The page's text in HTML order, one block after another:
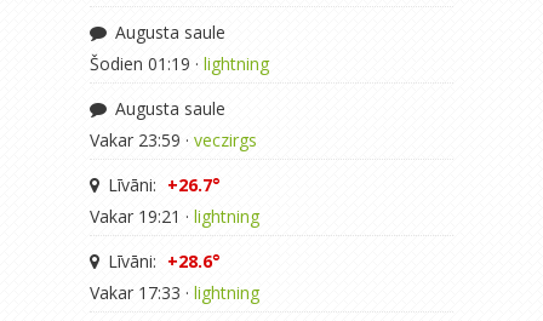
Augusta saule
Šodien 01:19 · lightning
Augusta saule
Vakar 23:59 · veczirgs
Līvāni: +26.7°
Vakar 19:21 · lightning
Līvāni: +28.6°
Vakar 17:33 · lightning